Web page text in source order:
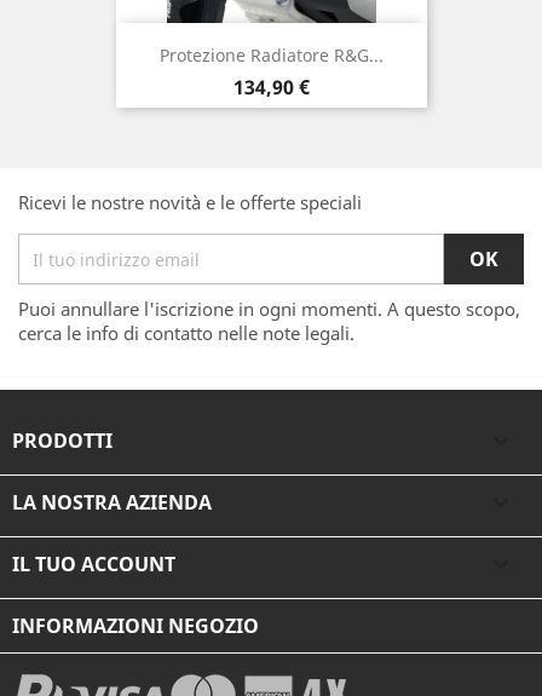
Protezione Radiatore R&G...
Prezzo
134,90 €
Ricevi le nostre novità e le offerte speciali
Puoi annullare l'iscrizione in ogni momenti. A questo scopo,
cerca le info di contatto nelle note legali.
PRODOTTI
LA NOSTRA AZIENDA
IL TUO ACCOUNT
INFORMAZIONI NEGOZIO